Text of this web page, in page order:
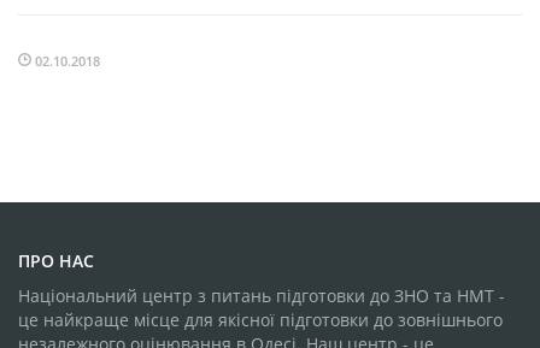
02.10.2018
ПРО НАС
Національний центр з питань підготовки до ЗНО та НМТ -
це найкраще місце для якісної підготовки до зовнішнього